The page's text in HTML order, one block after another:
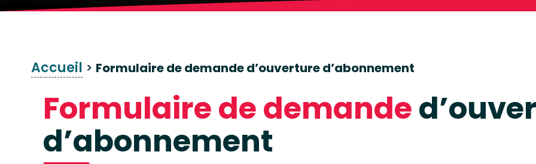
Accueil > Formulaire de demande d’ouverture d’abonnement
Formulaire de demande
d’abonnement